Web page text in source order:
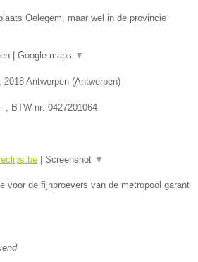
Oelegem, maar wel in de provincie
| Google maps ▼
2018 Antwerpen (Antwerpen)
- , BTW-nr: 0427201064
| Screenshot ▼
voor de fijnproevers van de metropool garant